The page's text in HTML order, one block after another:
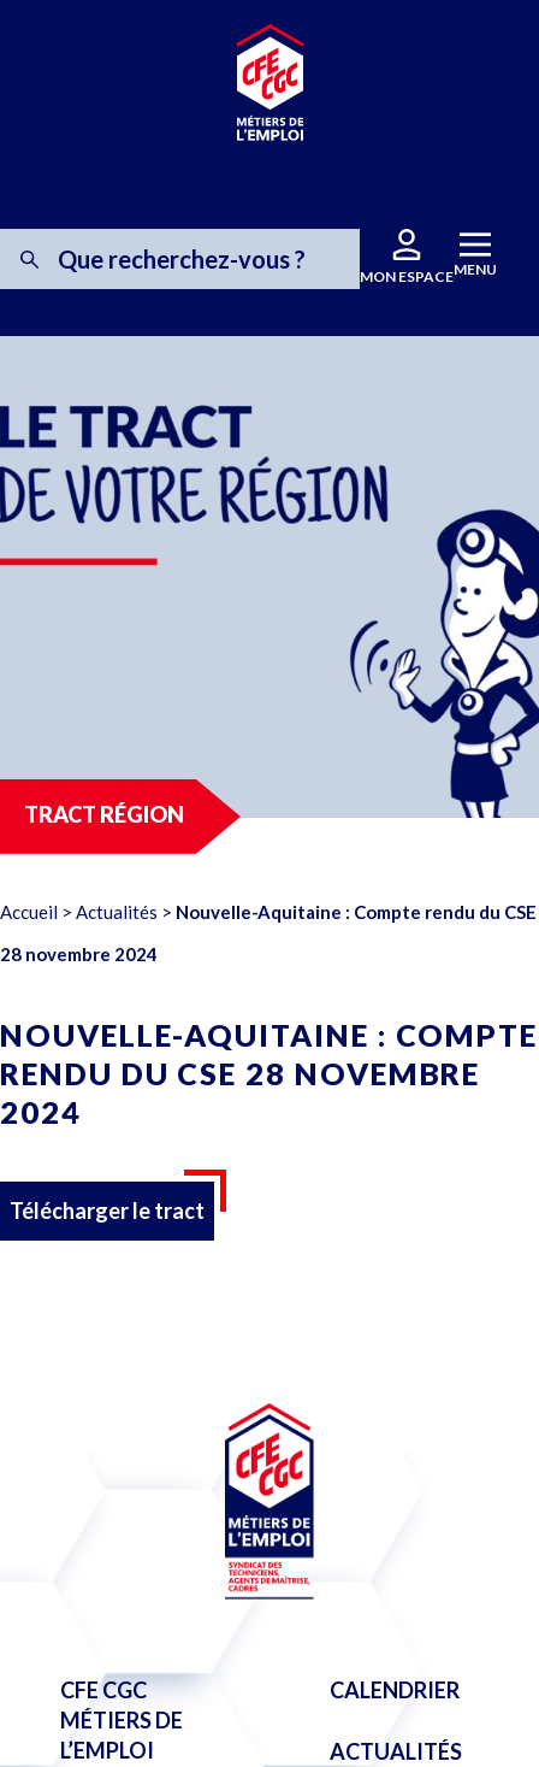
MON ESPACEMENU
TRACT RÉGION
Accueil > Actualités > Nouvelle-Aquitaine : Compte rendu du CSE
28 novembre 2024
NOUVELLE-AQUITAINE : COMPTE
RENDU DU CSE 28 NOVEMBRE
2024
Télécharger le tract
CFE CGC
MÉTIERS DE
L’EMPLOI
CALENDRIER
ACTUALITÉS